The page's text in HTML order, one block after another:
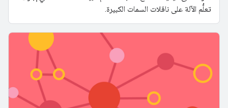
تعلُّم الآلة على ناقلات السمات الكبيرة.